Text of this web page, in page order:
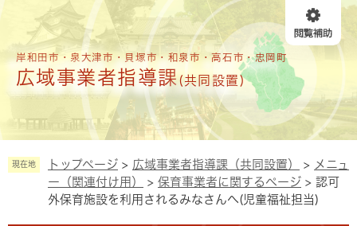
の
。
メニューを飛ばして本文へ
岸和田市・泉大津市・貝塚市・和泉市・高石市・忠岡町
広域事業者指導課 (共同設置)
現在地 トップページ > 広域事業者指導課（共同設置） > メニュ
ー（関連付け用）
> 保育事業者に関するページ > 認可
外保育施設を利用されるみなさんへ(児童福祉担当)